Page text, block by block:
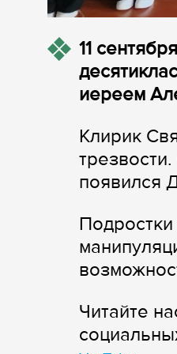
11
иереем
Клирик
появился
Читайте